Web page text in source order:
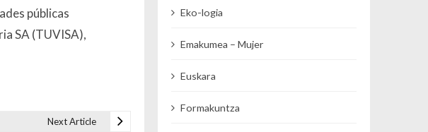
públicas
SA (TUVISA),
Next Article
Eko-logia
Emakumea – Mujer
Euskara
Formakuntza